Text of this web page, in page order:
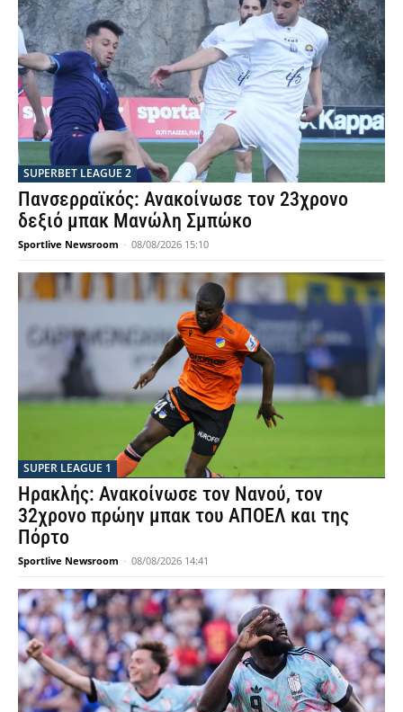
SUPERBET LEAGUE 2
Πανσερραϊκός: Ανακοίνωσε τον 23χρονο
δεξιό μπακ Μανώλη Σμπώκο
Sportlive Newsroom - 08/08/2026 15:10
SUPER LEAGUE 1
Ηρακλής: Ανακοίνωσε τον Νανού, τον
32χρονο πρώην μπακ του ΑΠΟΕΛ και της
Πόρτο
Sportlive Newsroom - 08/08/2026 14:41